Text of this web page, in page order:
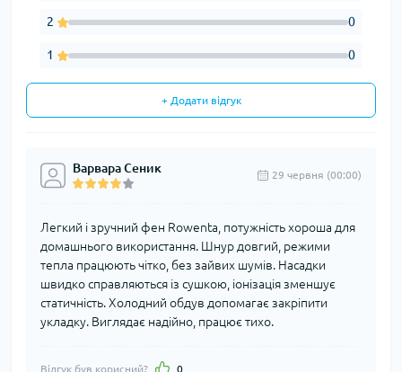
2 0
1 0
+ Додати відгук
Варвара Сеник 29 червня (00:00)
Легкий і зручний фен Rowenta, потужність хороша для
домашнього використання. Шнур довгий, режими
тепла працюють чітко, без зайвих шумів. Насадки
швидко справляються із сушкою, іонізація зменшує
статичність. Холодний обдув допомагає закріпити
укладку. Виглядає надійно, працює тихо.
Відгук був корисний? 0